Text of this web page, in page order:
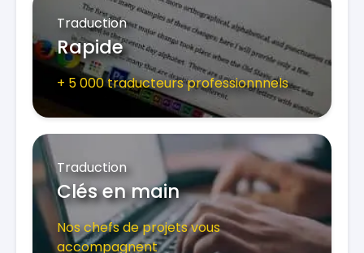
Traduction
Rapide
+ 5 000 traducteurs professionnnels
Traduction
Clés en main
Nos chefs de projets vous
accompagnent